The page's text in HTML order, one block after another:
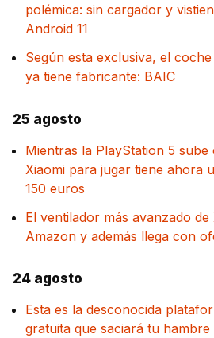
polémica: sin cargador y
Android 11
Según esta exclusiva, el
ya tiene fabricante: BAIC
25 agosto
Mientras la PlayStation 5
Xiaomi para jugar tiene ahora
150 euros
El ventilador más avanzado de
Amazon y además llega con
24 agosto
Esta es la desconocida
gratuita que saciará tu hambre